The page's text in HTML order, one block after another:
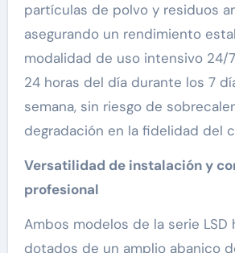
partículas de polvo y residuos
asegurando un rendimiento
modalidad de uso intensivo 24/
24 horas del día durante los 7
semana, sin riesgo de
degradación en la fidelidad del
Versatilidad de instalación y
profesional
Ambos modelos de la serie LSD
dotados de un amplio abanico